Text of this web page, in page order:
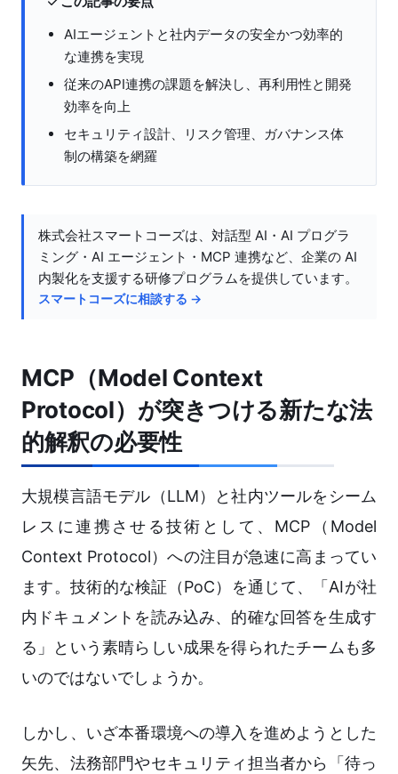
AIエージェントと社内データの安全かつ効率的
な連携を実現
従来のAPI連携の課題を解決し、再利用性と開発
効率を向上
セキュリティ設計、リスク管理、ガバナンス体
制の構築を網羅
株式会社スマートコーズは、対話型 AI・AI プログラ
ミング・AI エージェント・MCP 連携など、企業の AI
内製化を支援する研修プログラムを提供しています。
スマートコーズに相談する →
MCP（Model Context
Protocol）が突きつける新たな法
的解釈の必要性
大規模言語モデル（LLM）と社内ツールをシーム
レスに連携させる技術として、MCP（Model
Context Protocol）への注目が急速に高まってい
ます。技術的な検証（PoC）を通じて、「AIが社
内ドキュメントを読み込み、的確な回答を生成す
る」という素晴らしい成果を得られたチームも多
いのではないでしょうか。
しかし、いざ本番環境への導入を進めようとした
矢先、法務部門やセキュリティ担当者から「待っ